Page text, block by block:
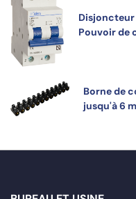
Disjoncteur
Pouvoir de
Borne de
jusqu'à 6